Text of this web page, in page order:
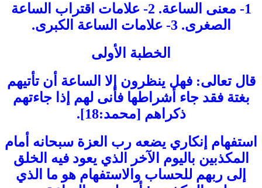
1- معنى الساعة. 2- علامات اقتراب الساعة
الصغرى. 3- علامات الساعة الكبرى.
الخطبة الأولى
قال تعالى: فهل ينظرون إلا الساعة أن تأتيهم
بغتة فقد جاء أشراطها فأنى لهم إذا جاءتهم
ذكراهم [محمد:18].
استفهام إنكاري يضعه رب العزة سبحانه أمام
المكذبين باليوم الآخر الذي يعود فيه الخلق
إلى ربهم للحساب والاستفهام هو ما الذي